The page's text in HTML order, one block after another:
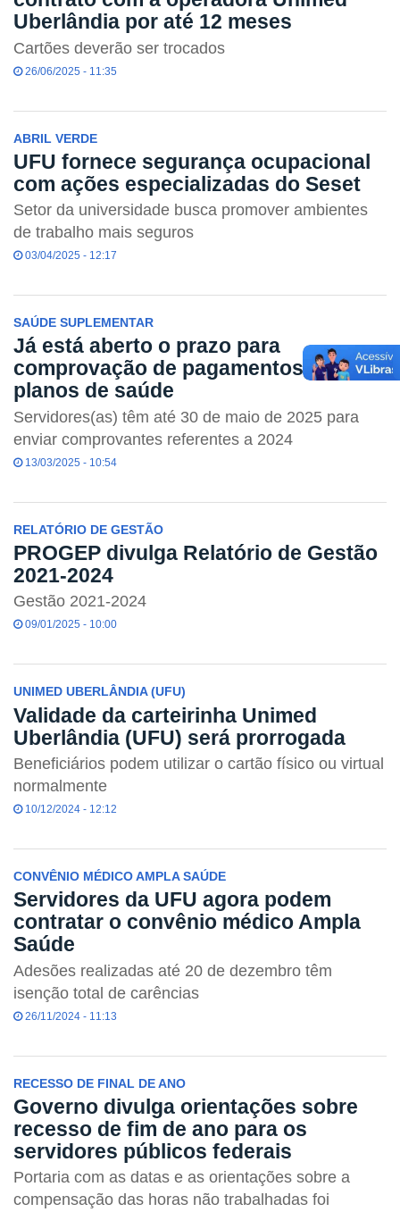
Uberlândia por até 12 meses
Cartões deverão ser trocados
26/06/2025 - 11:35
ABRIL VERDE
UFU fornece segurança ocupacional
com ações especializadas do Seset
Setor da universidade busca promover ambientes
de trabalho mais seguros
03/04/2025 - 12:17
SAÚDE SUPLEMENTAR
Já está aberto o prazo para
comprovação de pagamentos de
planos de saúde
Servidores(as) têm até 30 de maio de 2025 para
enviar comprovantes referentes a 2024
13/03/2025 - 10:54
RELATÓRIO DE GESTÃO
PROGEP divulga Relatório de Gestão
2021-2024
Gestão 2021-2024
09/01/2025 - 10:00
UNIMED UBERLÂNDIA (UFU)
Validade da carteirinha Unimed
Uberlândia (UFU) será prorrogada
Beneficiários podem utilizar o cartão físico ou virtual
normalmente
10/12/2024 - 12:12
CONVÊNIO MÉDICO AMPLA SAÚDE
Servidores da UFU agora podem
contratar o convênio médico Ampla
Saúde
Adesões realizadas até 20 de dezembro têm
isenção total de carências
26/11/2024 - 11:13
RECESSO DE FINAL DE ANO
Governo divulga orientações sobre
recesso de fim de ano para os
servidores públicos federais
Portaria com as datas e as orientações sobre a
compensação das horas não trabalhadas foi